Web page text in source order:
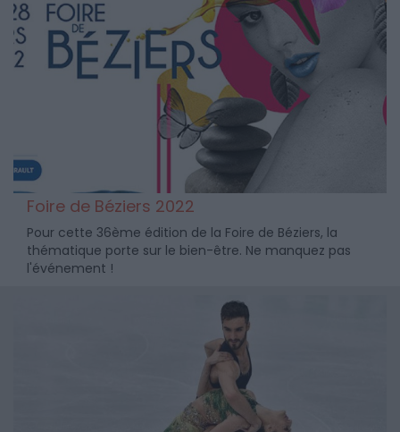
Foire de Béziers 2022
Pour cette 36ème édition de la Foire de Béziers, la
thématique porte sur le bien-être. Ne manquez pas
l'événement !